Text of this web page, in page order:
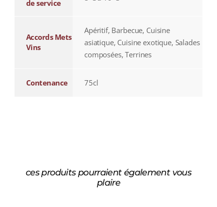
de service
Accords Mets
Vins
Apéritif, Barbecue, Cuisine
asiatique, Cuisine exotique, Salades
composées, Terrines
Contenance 75cl
ces produits pourraient également vous
plaire